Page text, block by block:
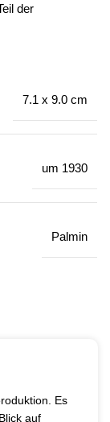
der
7.1 x 9.0 cm
um 1930
Palmin
Es
auf